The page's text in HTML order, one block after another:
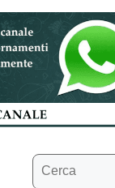
Ricerca
per: